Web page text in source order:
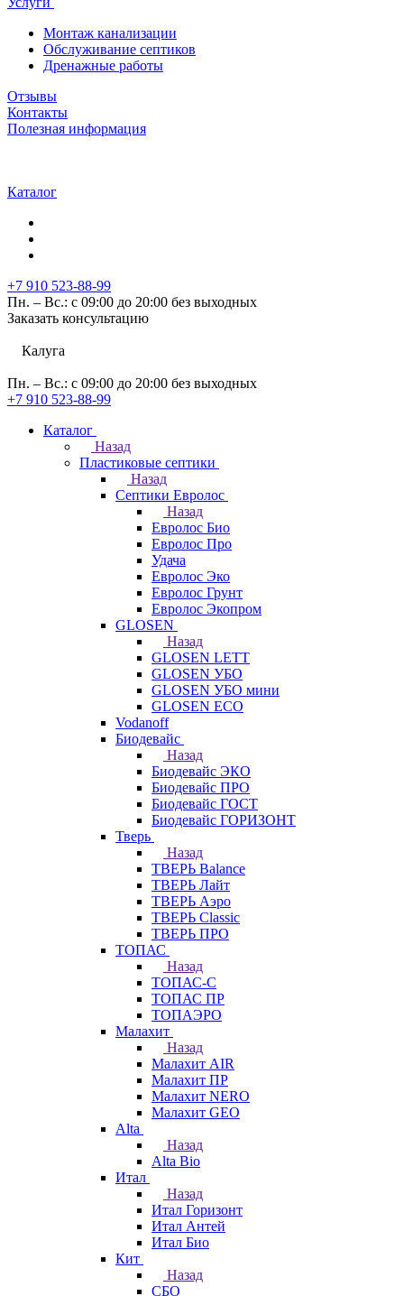
Монтаж канализации
Обслуживание септиков
Дренажные работы
Отзывы
Контакты
Полезная информация
Каталог
+7 910 523-88-99
Пн. – Вс.: с 09:00 до 20:00 без выходных
Заказать консультацию
Калуга
Пн. – Вс.: с 09:00 до 20:00 без выходных
+7 910 523-88-99
Каталог
Назад
Пластиковые септики
Назад
Септики Евролос
Назад
Евролос Био
Евролос Про
Удача
Евролос Эко
Евролос Грунт
Евролос Экопром
GLOSEN
Назад
GLOSEN LETT
GLOSEN УБО
GLOSEN УБО мини
GLOSEN ECO
Vodanoff
Биодевайс
Назад
Биодевайс ЭКО
Биодевайс ПРО
Биодевайс ГОСТ
Биодевайс ГОРИЗОНТ
Тверь
Назад
ТВЕРЬ Balance
ТВЕРЬ Лайт
ТВЕРЬ Аэро
ТВЕРЬ Classic
ТВЕРЬ ПРО
ТОПАС
Назад
ТОПАС-С
ТОПАС ПР
ТОПАЭРО
Малахит
Назад
Малахит AIR
Малахит ПР
Малахит NERO
Малахит GEO
Alta
Назад
Alta Bio
Итал
Назад
Итал Горизонт
Итал Антей
Итал Био
Кит
Назад
СБО